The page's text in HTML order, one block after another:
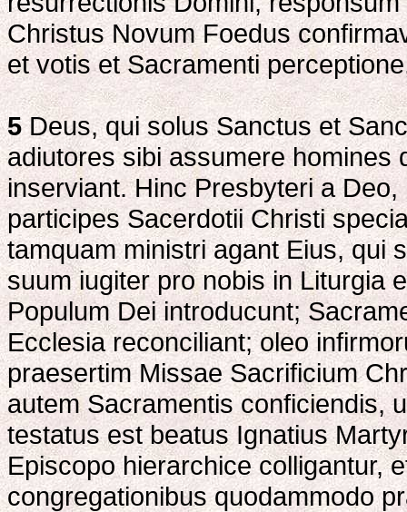
Christus Novum Foedus
et votis et Sacramenti
5Deus, qui solus Sanctus et
adiutores sibi assumere homines
inserviant. Hinc Presbyteri a
participes Sacerdotii Christi
tamquam ministri agant Eius, qui
suum iugiter pro nobis in Liturgia
Populum Dei introducunt;
Ecclesia reconciliant; oleo
praesertim Missae Sacrificium
autem Sacramentis conficiendis,
testatus est beatus Ignatius
Episcopo hierarchice colligantur,
congregationibus quodammodo